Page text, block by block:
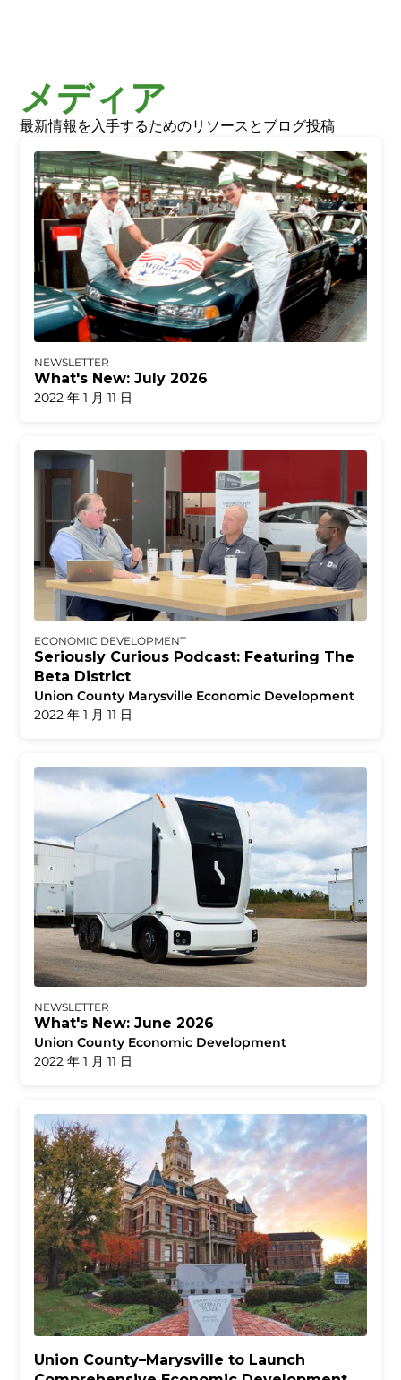
メディア
最新情報を入手するためのリソースとブログ投稿
NEWSLETTER
What's New: July 2026
2022 年 1 月 11 日
ECONOMIC DEVELOPMENT
Seriously Curious Podcast: Featuring The
Beta District
Union County Marysville Economic Development
2022 年 1 月 11 日
NEWSLETTER
What's New: June 2026
Union County Economic Development
2022 年 1 月 11 日
Union County–Marysville to Launch